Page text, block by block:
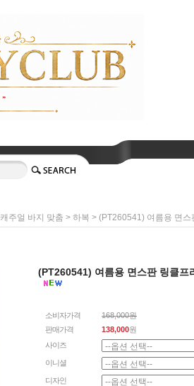
캐주얼 바지 맞춤 > 하복 > (PT260541) 여름용 면스
(PT260541) 여름용 면스판 링클프
소비자가격
168,000원
판매가격
138,000원
사이즈
이니셜
디자인